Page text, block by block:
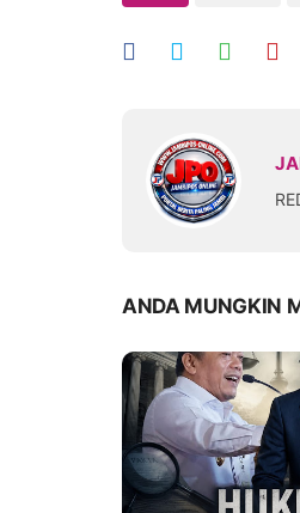
ANDA MUNGKIN